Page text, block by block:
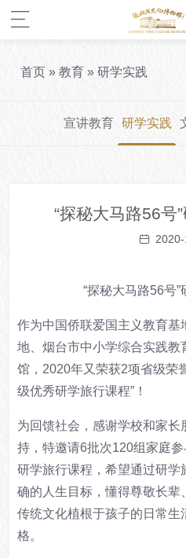
首页 » 教育 » 研学实践
宣讲教育 研学实践
“探秘大马路56号
“探秘大马路56号”
作为中国侨联爱国主义教育基
地、烟台市中小学综合实践教
馆，2020年又荣获2项省级荣
级优秀研学旅行课程”！
为回馈社会，感谢学校和家长
持，特邀请6批次120组家庭
研学旅行课程，希望通过研学
确的人生目标，懂得尊敬长辈
传统文化植根于孩子的日常生
格。